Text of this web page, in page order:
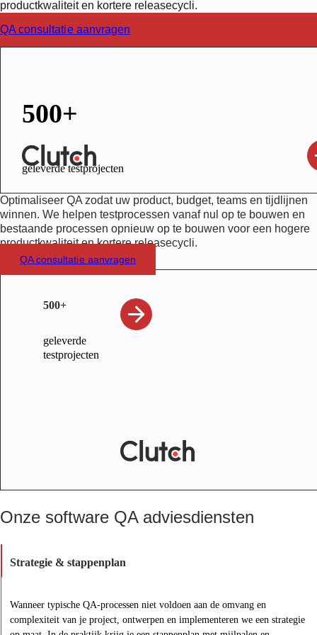
productkwaliteit en kortere releasecycli.
QA consultatie aanvragen
500+
geleverde testprojecten
Optimaliseer QA zodat uw product, budget, teams en tijdlijnen
winnen. We helpen testprocessen vanaf nul op te bouwen en
bestaande processen opnieuw op te bouwen voor een hogere
productkwaliteit en kortere releasecycli.
QA consultatie aanvragen
500+
geleverde
testprojecten
Onze software QA adviesdiensten
Strategie & stappenplan
Wanneer typische QA-processen niet voldoen aan de omvang en
complexiteit van je project, ontwerpen en implementeren we een strategie